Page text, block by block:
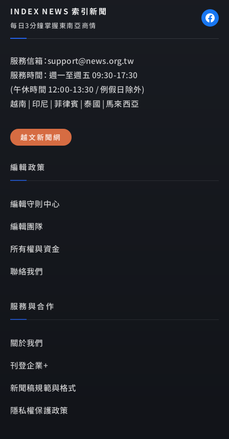
INDEX NEWS 索引新聞
每日3分鐘掌握東南亞商情
服務信箱：support@news.org.tw
服務時間： 週一至週五 09:30-17:30
(午休時間 12:00-13:30 / 例假日除外)
越南 | 印尼 | 菲律賓 | 泰國 | 馬來西亞
越文新聞網
編輯政策
編輯守則中心
編輯團隊
所有權與資金
聯絡我們
服務與合作
關於我們
刊登企業+
新聞稿規範與格式
隱私權保護政策